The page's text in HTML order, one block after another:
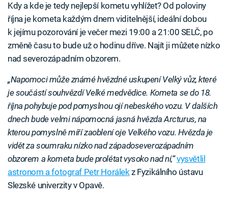
Kdy a kde je tedy nejlepší kometu vyhlížet? Od poloviny
října je kometa každým dnem viditelnější, ideální dobou
k jejímu pozorování je večer mezi 19:00 a 21:00 SELČ, po
změně času to bude už o hodinu dříve. Najít ji můžete nízko
nad severozápadním obzorem.
„Napomoci může známé hvězdné uskupení Velký vůz, které
je součástí souhvězdí Velké medvědice. Kometa se do 18.
října pohybuje pod pomyslnou ojí nebeského vozu. V dalších
dnech bude velmi nápomocná jasná hvězda Arcturus, na
kterou pomyslně míří zaoblení oje Velkého vozu. Hvězda je
vidět za soumraku nízko nad západoseverozápadním
obzorem a kometa bude prolétat vysoko nad ní,“vysvětlil
astronom a fotograf Petr Horálekz Fyzikálního ústavu
Slezské univerzity v Opavě.